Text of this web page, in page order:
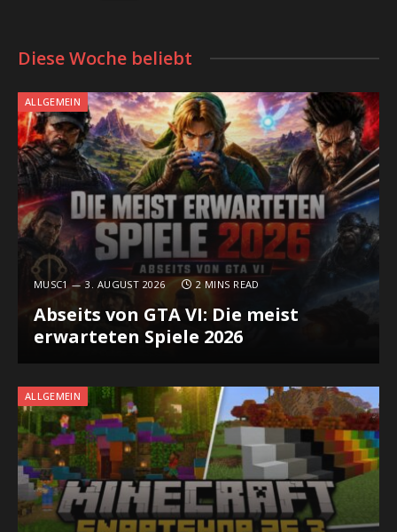
Diese Woche beliebt
ALLGEMEIN
MUSC1 3. AUGUST 2026 2 MINS READ
Abseits von GTA VI: Die meist
erwarteten Spiele 2026
ALLGEMEIN